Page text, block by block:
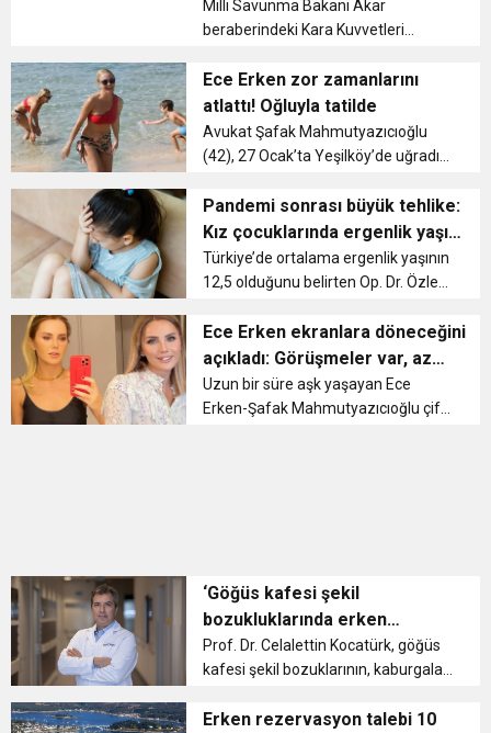
izni
Milli Savunma Bakanı Akar
beraberindeki Kara Kuvvetleri
ile on şehri etkileyen “asrın
felaketinin” hemen ardından
deprem bölgesine yardım
ulaştırmaya başlay...
Ece Erken zor zamanlarını
atlattı! Oğluyla tatilde
Avukat Şafak Mahmutyazıcıoğlu
(42), 27 Ocak’ta Yeşilköy’de uğradığı
kaybetmişti. Eşinin vefatıyla sarsılan
Ece Erken, şimdilerde zor günleri
atlatmaya çalış...
Pandemi sonrası büyük tehlike:
Kız çocuklarında ergenlik yaşı
8’e düştü
Türkiye’de ortalama ergenlik yaşının
12,5 olduğunu belirten Op. Dr. Özlem
özellikle Amerika ve Avrupa’da
düştü. Türkiye’de yapılan
çalışmalarda sadece meme ...
Ece Erken ekranlara döneceğini
açıkladı: Görüşmeler var, az
kaldı!
Uzun bir süre aşk yaşayan Ece
Erken-Şafak Mahmutyazıcıoğlu çift,
‘Göğüs kafesi şekil
bozukluklarında erken
farkındalık tedavi başarısını
artırıyor’
Prof. Dr. Celalettin Kocatürk, göğüs
kafesi şekil bozuklarının, kaburgalar
kıkırdakların aşırı gelişmesi
Erken rezervasyon talebi 10